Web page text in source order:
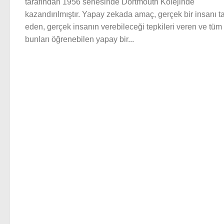
tarafından 1956 senesinde Dortmouth Kolejinde
kazandırılmıştır. Yapay zekada amaç, gerçek bir insanı
eden, gerçek insanın verebileceği tepkileri veren ve tüm
bunları öğrenebilen yapay bir...